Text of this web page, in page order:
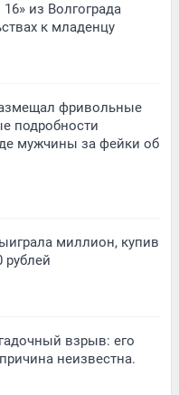
из Волгограда
к младенцу
фривольные
подробности
мужчины за фейки об
миллион, купив
рублей
взрыв: его
неизвестна.